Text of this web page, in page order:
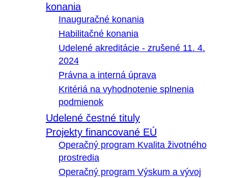
konania
Inauguračné konania
Habilitačné konania
Udelené akreditácie - zrušené 11. 4.
2024
Právna a interná úprava
Kritériá na vyhodnotenie splnenia
podmienok
Udelené čestné tituly
Projekty financované EÚ
Operačný program Kvalita životného
prostredia
Operačný program Výskum a vývoj